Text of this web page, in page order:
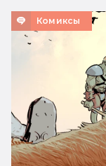
Комиксы